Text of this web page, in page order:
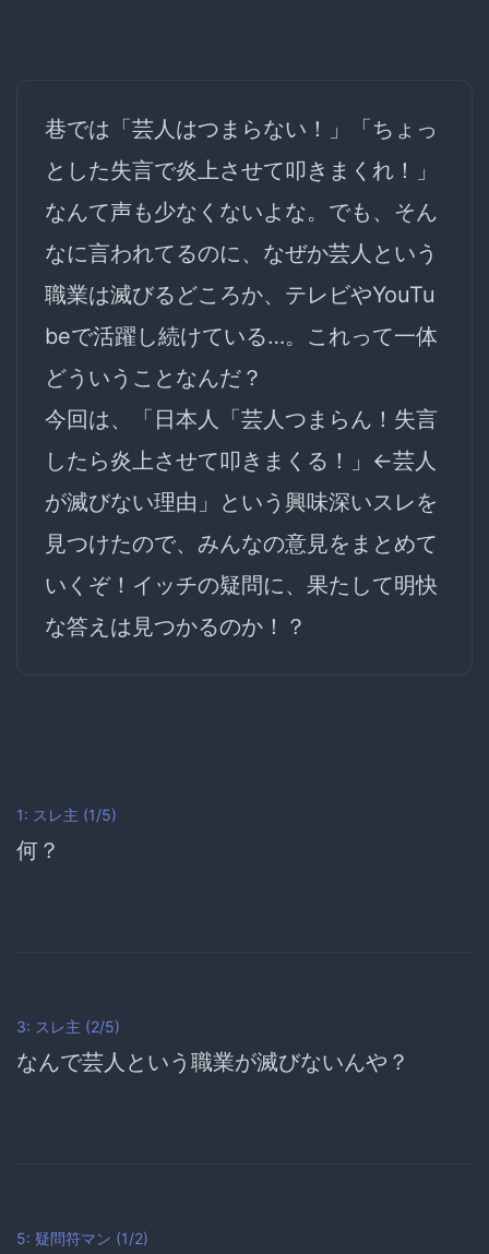
巷では「芸人はつまらない！」「ちょっ
とした失言で炎上させて叩きまくれ！」
なんて声も少なくないよな。でも、そん
なに言われてるのに、なぜか芸人という
職業は滅びるどころか、テレビやYouTu
beで活躍し続けている…。これって一体
どういうことなんだ？
今回は、「日本人「芸人つまらん！失言
したら炎上させて叩きまくる！」←芸人
が滅びない理由」という興味深いスレを
見つけたので、みんなの意見をまとめて
いくぞ！イッチの疑問に、果たして明快
な答えは見つかるのか！？
1: スレ主 (1/5)
何？
3: スレ主 (2/5)
なんで芸人という職業が滅びないんや？
5: 疑問符マン (1/2)